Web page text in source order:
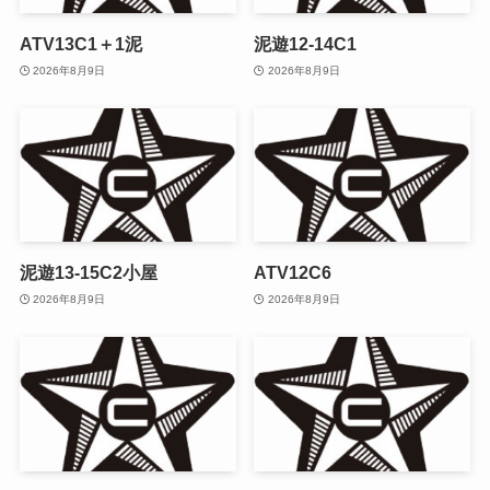
ATV13C1＋1泥
2026年8月9日
泥遊12-14C1
2026年8月9日
泥遊13-15C2小屋
2026年8月9日
ATV12C6
2026年8月9日